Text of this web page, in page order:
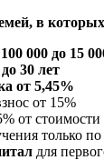
в
000 до 15
30 лет
от 5,45%
от 15%
от
только
для